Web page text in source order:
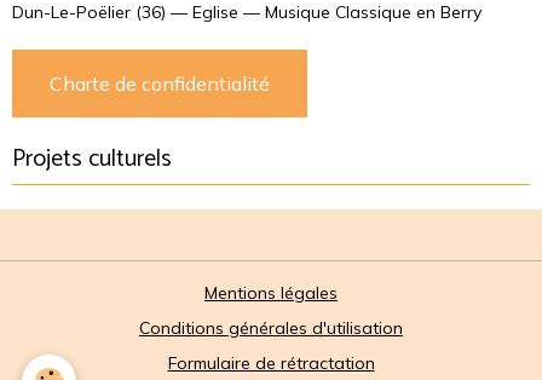
Dun-Le-Poëlier (36) — Eglise — Musique Classique en Berry
Charte de confidentialité
Projets culturels
Mentions légales
Conditions générales d'utilisation
Formulaire de rétractation